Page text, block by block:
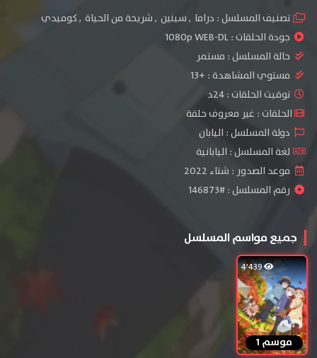
تصنيف المسلسل : دراما ,سينين ,شريحة من الحياة ,كوميدي
جودة الحلقات :1080p WEB-DL
حالة المسلسل : مستمر
مستوي المشاهدة : +13
توقيت الحلقات : 24د
الحلقات : غير معروف حلقة
دولة المسلسل : اليابان
لغة المسلسل : اليابانية
موعد الصدور : شتاء 2022
رقم المسلسل : #146873
جميع مواسم المسلسل
4٬439
موسم 1